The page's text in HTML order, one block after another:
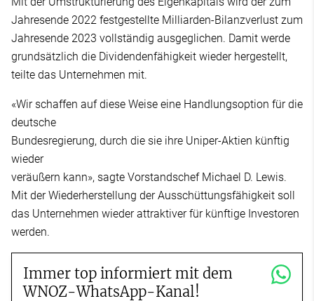
Jahresende 2022 festgestellte Milliarden-Bilanzverlust zum
Jahresende 2023 vollständig ausgeglichen. Damit werde
grundsätzlich die Dividendenfähigkeit wieder hergestellt,
teilte das Unternehmen mit.
«Wir schaffen auf diese Weise eine Handlungsoption für die
deutsche
Bundesregierung, durch die sie ihre Uniper-Aktien künftig
wieder
veräußern kann», sagte Vorstandschef Michael D. Lewis.
Mit der Wiederherstellung der Ausschüttungsfähigkeit soll
das Unternehmen wieder attraktiver für künftige Investoren
werden.
Immer top informiert mit dem
WNOZ-WhatsApp-Kanal!